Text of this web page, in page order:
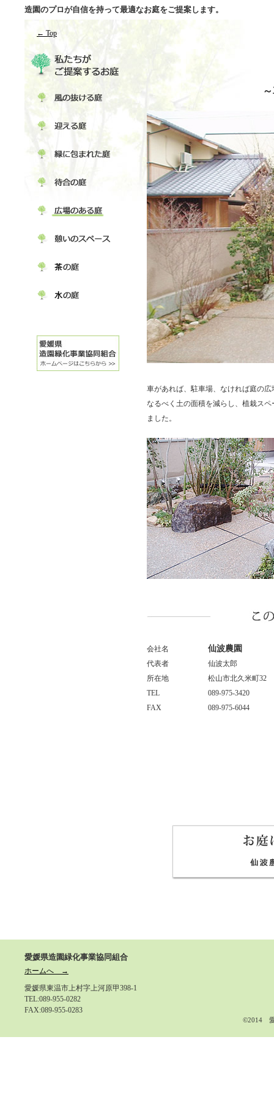
造園のプロが自信を持って最適なお庭をご提案します。
← Top
車があれば、駐車場、なければ庭の
なるべく土の面積を減らし、植栽ス
ました。
会社名 仙波農園
代表者
仙波太郎
所在地
松山市北久米町32
TEL
089-975-3420
FAX
089-975-6044
愛媛県造園緑化事業協同組合
ホームへ →
愛媛県東温市上村字上河原甲398-1
TEL:089-955-0282
FAX:089-955-0283
©2014 愛